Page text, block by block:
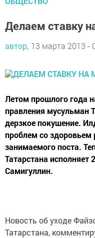
Делаем ставку
автор, 13 марта 2013 -
Летом прошлого года
правления мусульман
дерзкое покушение.
проблем со здоровьем
занимаемого поста.
Татарстана исполняет
Самигуллин.
Новость об уходе
Татарстана,